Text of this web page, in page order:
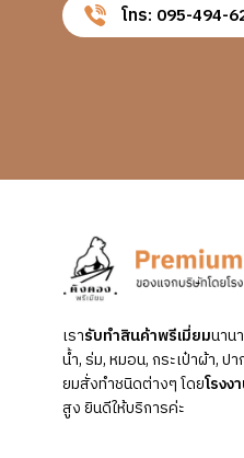
โทร: 095-494-
เรารับทำสินค้าพรีเมี่ยมนาน
น้ำ, ร่ม, หมอน, กระเป๋าผ้า,
ยมสั่งทำชนิดต่างๆ โดยโรงง
สูง ยินดีให้บริการค่ะ